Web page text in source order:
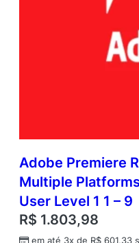
Adobe Premiere
Multiple
User Level 1 1 – 9
R$ 1.803,98
em até 3x de R$ 601,33